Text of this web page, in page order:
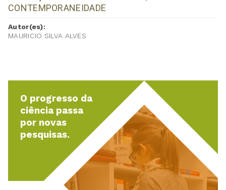
CONTEMPORANEIDADE
Autor(es):
MAURICIO SILVA ALVES
O progresso da
ciência passa
por novas
pesquisas.